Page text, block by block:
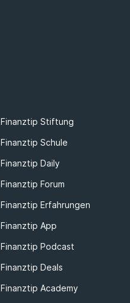
Finanztip Stiftung
Finanztip Schule
Finanztip Daily
Finanztip Forum
Finanztip Erfahrungen
Finanztip App
Finanztip Podcast
Finanztip Deals
Finanztip Academy